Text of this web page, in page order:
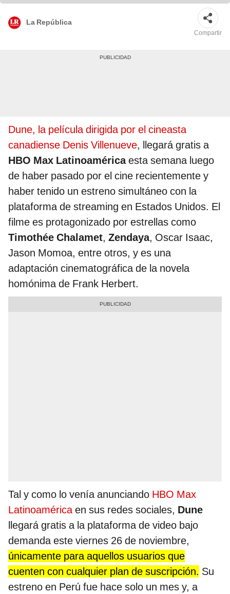
La República
Compartir
Dune, la película dirigida por el cineasta
canadiense Denis Villenueve, llegará gratis a
HBO Max Latinoaméricaesta semana luego
de haber pasado por el cine recientemente y
haber tenido un estreno simultáneo con la
plataforma de streaming en Estados Unidos. El
filme es protagonizado por estrellas como
Timothée Chalamet, Zendaya, Oscar Isaac,
Jason Momoa, entre otros, y es una
adaptación cinematográfica de la novela
homónima de Frank Herbert.
Tal y como lo venía anunciando HBO Max
Latinoaméricaen sus redes sociales, Dune
llegará gratis a la plataforma de video bajo
demanda este viernes 26 de noviembre,
únicamente para aquellos usuarios que
cuenten con cualquier plan de suscripción. Su
estreno en Perú fue hace solo un mes y, a